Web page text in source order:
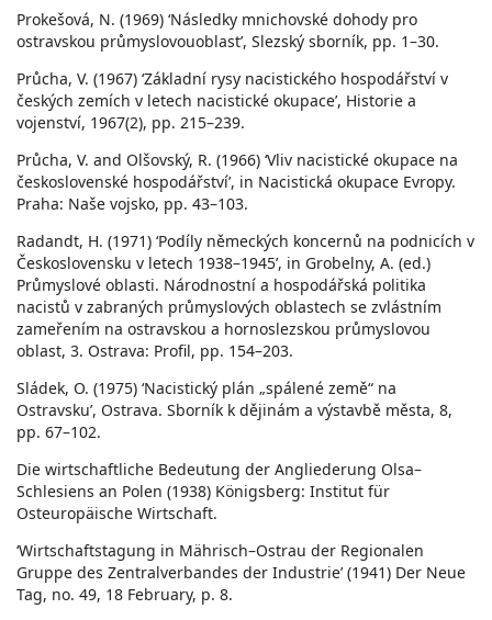
Prokešová, N. (1969) ‘Následky mnichovské dohody pro
ostravskou průmyslovouoblast’, Slezský sborník, pp. 1–30.
Průcha, V. (1967) ‘Základní rysy nacistického hospodářství v
českých zemích v letech nacistické okupace’, Historie a
vojenství, 1967(2), pp. 215–239.
Průcha, V. and Olšovský, R. (1966) ‘Vliv nacistické okupace na
československé hospodářství’, in Nacistická okupace Evropy.
Praha: Naše vojsko, pp. 43–103.
Radandt, H. (1971) ‘Podíly německých koncernů na podnicích v
Československu v letech 1938–1945’, in Grobelny, A. (ed.)
Průmyslové oblasti. Národnostní a hospodářská politika
nacistů v zabraných průmyslových oblastech se zvlástním
zameřením na ostravskou a hornoslezskou průmyslovou
oblast, 3. Ostrava: Profil, pp. 154–203.
Sládek, O. (1975) ‘Nacistický plán „spálené země“ na
Ostravsku’, Ostrava. Sborník k dějinám a výstavbě města, 8,
pp. 67–102.
Die wirtschaftliche Bedeutung der Angliederung Olsa–
Schlesiens an Polen (1938) Königsberg: Institut für
Osteuropäische Wirtschaft.
‘Wirtschaftstagung in Mährisch–Ostrau der Regionalen
Gruppe des Zentralverbandes der Industrie’ (1941) Der Neue
Tag, no. 49, 18 February, p. 8.